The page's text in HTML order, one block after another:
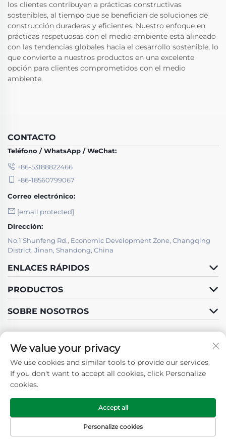
los clientes contribuyen a prácticas constructivas
sostenibles, al tiempo que se benefician de soluciones de
construcción duraderas y eficientes. Nuestro enfoque en
prácticas respetuosas con el medio ambiente está alineado
con las tendencias globales hacia el desarrollo sostenible, lo
que convierte a nuestros productos en una excelente
opción para clientes comprometidos con el medio
ambiente.
CONTACTO
Teléfono / WhatsApp / WeChat:
+86-53188822466
+86-18560799067
Correo electrónico:
[email protected]
Dirección:
No.1 Shunfeng Rd., Economic Development Zone, Changqing
District, Jinan, Shandong, China
ENLACES RÁPIDOS
PRODUCTOS
SOBRE NOSOTROS
Síganos
Derechos de autor © 2025 por SHANDONG GUOSHUN
CONSTRUCTION GROUP CO., LTD. -Política de privacidad
We value your privacy
We use cookies and similar tools to provide our services.
If you don't want to accept all cookies, click Personalize
cookies.
Personalize cookies
Accept all